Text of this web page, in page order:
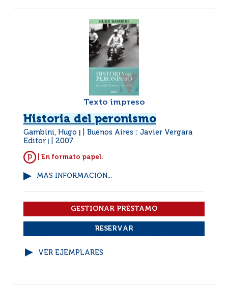
Texto impreso
Historia del peronismo
Gambini, Hugo
Buenos Aires : Javier Vergara
Editor
2007
| En formato papel.
MÁS INFORMACIÓN...
VER EJEMPLARES